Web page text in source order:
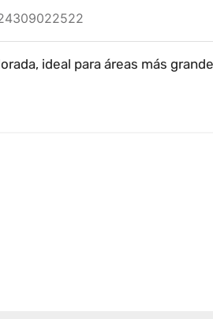
ideal para áreas más